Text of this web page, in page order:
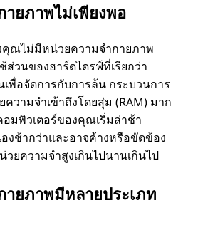
ยภาพไม่เพียงพอ
คุณไม่มีหน่วยความจํากายภาพ
ส่วนของฮาร์ดไดรฟ์ที่เรียกว่า
พื่อจัดการกับการล้น กระบวนการ
วามจําเข้าถึงโดยสุ่ม (RAM) มาก
มพิวเตอร์ของคุณเริ่มล่าช้า
งช้ากว่าและอาจค้างหรือขัดข้อง
ยความจําสูงเกินไปนานเกินไป
ยภาพมีหลายประเภท